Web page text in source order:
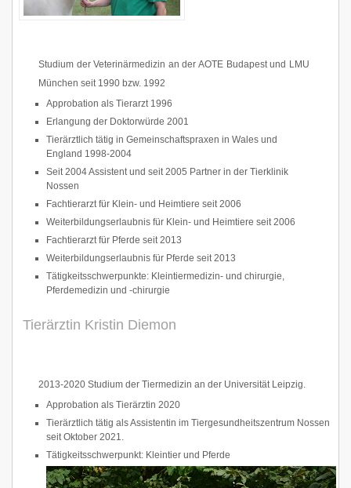
Studium der Veterinärmedizin an der AOTE Budapest und LMU
München seit 1990 bzw. 1992
Approbation als Tierarzt 1996
Erlangung der Doktorwürde 2001
Tierärztlich tätig in Gemeinschaftspraxen in Wales und
England 1998-2004
Seit 2004 Assistent und seit 2005 Partner in der Tierklinik
Nossen
Fachtierarzt für Klein- und Heimtiere seit 2006
Weiterbildungserlaubnis für Klein- und Heimtiere seit 2006
Fachtierarzt für Pferde seit 2013
Weiterbildungserlaubnis für Pferde seit 2013
Tätigkeitsschwerpunkte: Kleintiermedizin- und chirurgie,
Pferdemedizin und -chirurgie
Tierärztin Kristin Diemon
2013-2020 Studium der Tiermedizin an der Universität Leipzig.
Approbation als Tierärztin 2020
Tierärztlich tätig als Assistentin im Tiergesundheitszentrum Nossen
seit Oktober 2021.
Tätigkeitsschwerpunkt: Kleintier und Pferde